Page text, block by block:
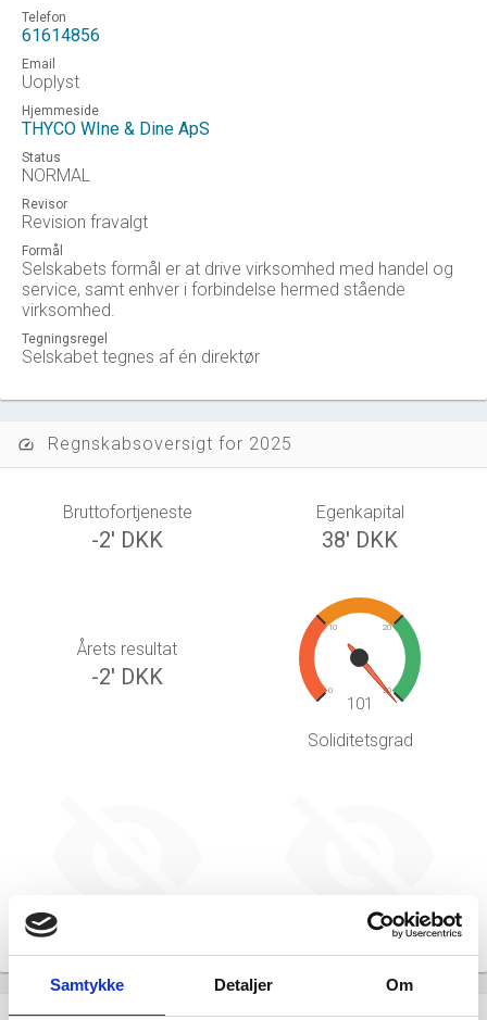
Samtykke Detaljer Om
Telefon
61614856
Email
Uoplyst
Hjemmeside
THYCO WIne & Dine ApS
Status
NORMAL
Revisor
Revision fravalgt
Formål
Selskabets formål er at drive virksomhed med handel og
service, samt enhver i forbindelse hermed stående
virksomhed.
Tegningsregel
Selskabet tegnes af én direktør
speed Regnskabsoversigt for 2025
Bruttofortjeneste
-2' DKK
Egenkapital
38' DKK
Årets resultat
-2' DKK
0
10 20
30
101
Soliditetsgrad
Afkastningsgrad